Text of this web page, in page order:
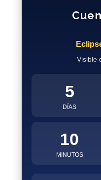
Visible
5
DÍAS
10
MINUTOS